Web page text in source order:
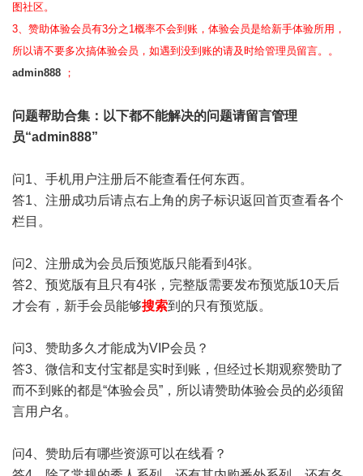
图社区。
3、赞助体验会员有3分之1概率不会到账，体验会员是给新手体验所用，
所以请不要多次搞体验会员，如遇到没到账的请及时给管理员留言。。
admin888 ；
问题帮助合集 ：以下都不能解决的问题请留言管理
员“admin888”
问1、手机用户注册后不能查看任何东西。
答1、注册成功后请点右上角的房子标识返回首页查看各个
栏目。
问2、注册成为会员后预览版只能看到4张。
答2、预览版有且只有4张，完整版需要发布预览版10天后
才会有，新手会员能够搜索到的只有预览版。
问3、赞助多久才能成为VIP会员？
答3、微信和支付宝都是实时到账，但经过长期观察赞助了
而不到账的都是“体验会员”，所以请赞助体验会员的必须留
言用户名。
问4、赞助后有哪些资源可以在线看？